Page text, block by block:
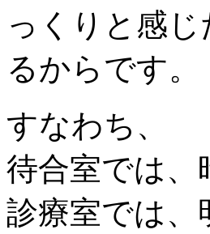
っくりと感
るからです。
すなわち、
待合室では、
診療室では、